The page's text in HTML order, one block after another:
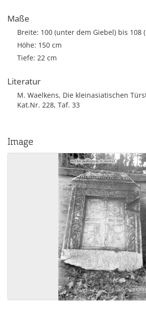
Maße
Breite: 100 (unter dem Giebel) bis 108
Höhe: 150 cm
Tiefe: 22 cm
Literatur
M. Waelkens, Die kleinasiatischen
Kat.Nr. 228, Taf. 33
Image